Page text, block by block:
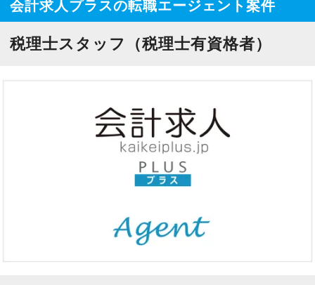
マイリスト
今すぐ会員登録
PC版サイトを見る
採用ご担当者様
会計求人プラスの転職エージェント案件
税理士スタッフ（税理士有資格者）